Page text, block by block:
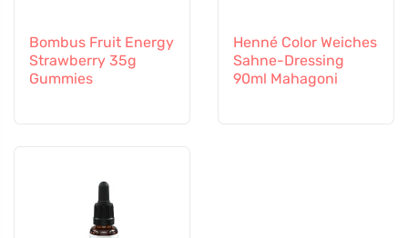
Bombus Fruit Energy
Strawberry 35g
Gummies
Henné Color Weiches
Sahne-Dressing
90ml Mahagoni